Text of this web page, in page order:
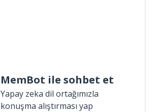
MemBot ile sohbet et
Yapay zeka dil ortağımızla
konuşma alıştırması yap